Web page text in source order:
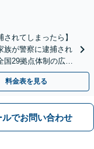
れてしまったら】
族が警察に逮捕され
国29拠点体制の広域
)】
料金表を見る
ルでお問い合わせ